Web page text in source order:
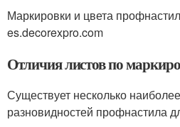
Маркировки и цвета
es.decorexpro.com
Отличия листов по
Существует несколько
разновидностей профнастила